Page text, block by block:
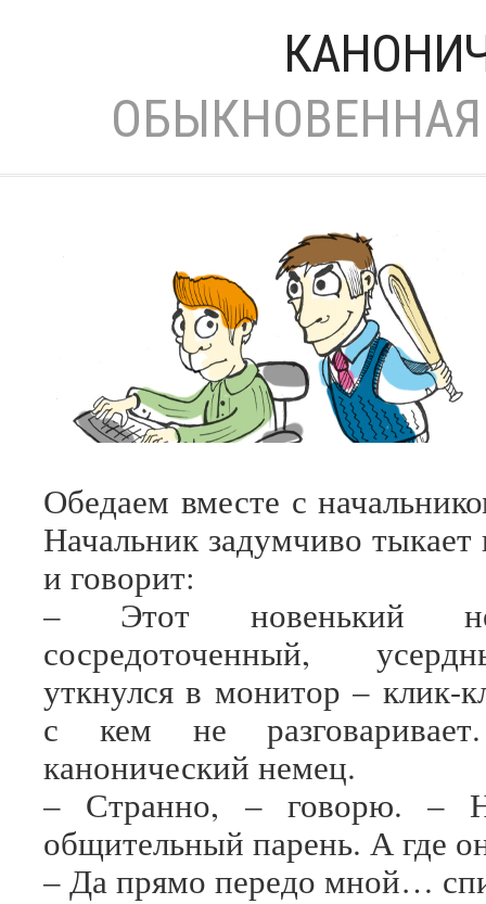
Обедаем вместе с
Начальник задумчиво тыкает
и говорит:
– Этот новенький
сосредоточенный,
уткнулся в монитор –
с кем не
канонический немец.
– Странно, – говорю. –
общительный парень. А где
– Да прямо передо мной…